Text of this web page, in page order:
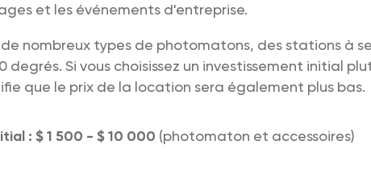
et les événements d'entreprise.
nombreux types de photomatons, des stations à
degrés. Si vous choisissez un investissement initial
que le prix de la location sera également plus bas.
: $ 1 500 - $ 10 000 (photomaton et accessoires)